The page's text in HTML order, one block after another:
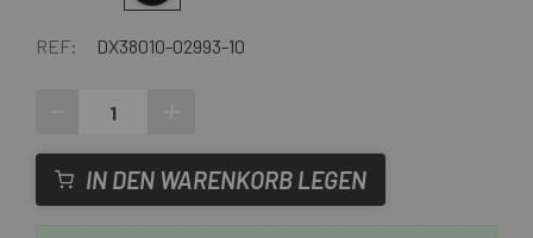
REF: DX38010-02993-10
IN DEN WARENKORB LEGEN